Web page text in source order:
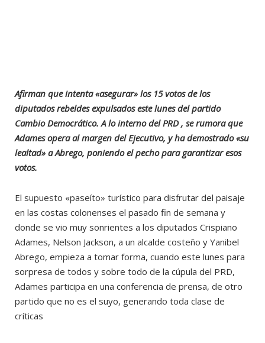
Afirman que intenta «asegurar» los 15 votos de los
diputados rebeldes expulsados este lunes del partido
Cambio Democrático. A lo interno del PRD , se rumora que
Adames opera al margen del Ejecutivo, y ha demostrado «su
lealtad» a Abrego, poniendo el pecho para garantizar esos
votos.
El supuesto «paseíto» turístico para disfrutar del paisaje
en las costas colonenses el pasado fin de semana y
donde se vio muy sonrientes a los diputados Crispiano
Adames, Nelson Jackson, a un alcalde costeño y Yanibel
Abrego, empieza a tomar forma, cuando este lunes para
sorpresa de todos y sobre todo de la cúpula del PRD,
Adames participa en una conferencia de prensa, de otro
partido que no es el suyo, generando toda clase de
críticas